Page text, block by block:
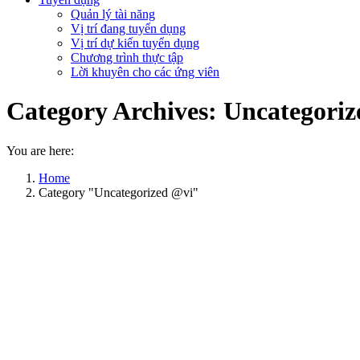
Quản lý tài năng
Vị trí đang tuyển dụng
Vị trí dự kiến tuyển dụng
Chương trình thực tập
Lời khuyên cho các ứng viên
Category Archives:
You are here:
Home
Category "Uncategorized @vi"